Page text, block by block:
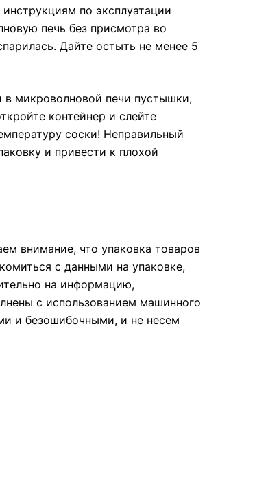
по эксплуатации
печь без присмотра во
Дайте остыть не менее 5
в микроволновой печи пустышки,
контейнер и слейте
соски! Неправильный
и привести к плохой
внимание, что упаковка товаров
с данными на упаковке,
на информацию,
с использованием машинного
и безошибочными, и не несем